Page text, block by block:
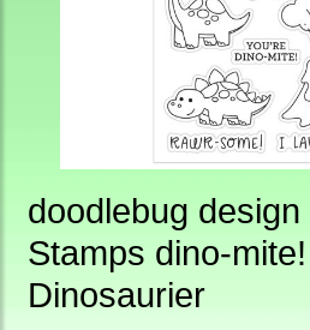
doodlebug design
Stamps dino-
Dinosaurier